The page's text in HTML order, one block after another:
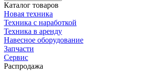
Каталог товаров
Новая техника
Техника с наработкой
Техника в аренду
Навесное оборудование
Запчасти
Сервис
Распродажа